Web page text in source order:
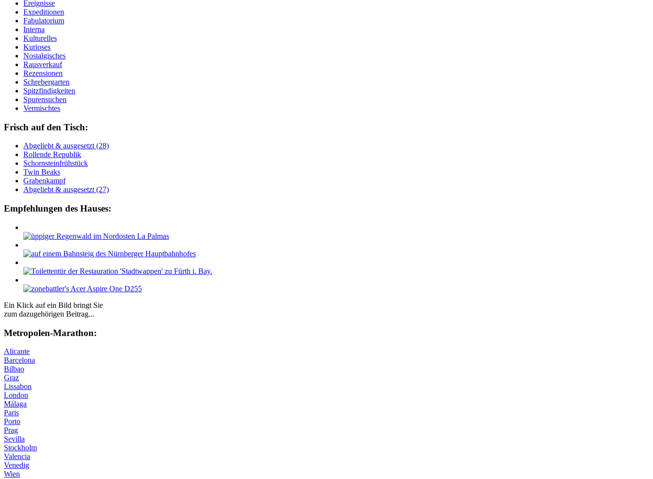
Ereignisse
Expeditionen
Fabulatorium
Interna
Kulturelles
Kurioses
Nostalgisches
Rausverkauf
Rezensionen
Schrebergarten
Spitzfindigkeiten
Spurensuchen
Vermischtes
Frisch auf den Tisch:
Ab­ge­liebt & aus­ge­setzt (28)
Rol­len­de Re­pu­blik
Schorn­stein­früh­stück
Twin Beaks
Gra­ben­kampf
Ab­ge­liebt & aus­ge­setzt (27)
Empfehlungen des Hauses:
Ein Klick auf ein Bild bringt Sie
zum dazugehörigen Beitrag...
Me­tro­po­len-Ma­ra­thon:
Alicante
Barcelona
Bilbao
Graz
Lissabon
London
Málaga
Paris
Porto
Prag
Sevilla
Stockholm
Valencia
Venedig
Wien